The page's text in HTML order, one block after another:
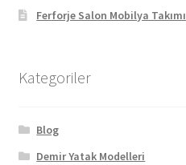
Ferforje Salon Mobilya Takımı
Kategoriler
Blog
Demir Yatak Modelleri